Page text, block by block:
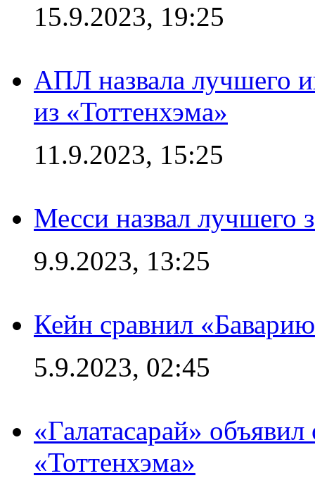
15.9.2023, 19:25
АПЛ назвала лучшего
из «Тоттенхэма»
11.9.2023, 15:25
Месси назвал лучшего
9.9.2023, 13:25
Кейн сравнил
5.9.2023, 02:45
«Галатасарай»
«Тоттенхэма»